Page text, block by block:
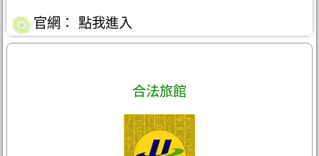
官網： 點我進入
合法旅館